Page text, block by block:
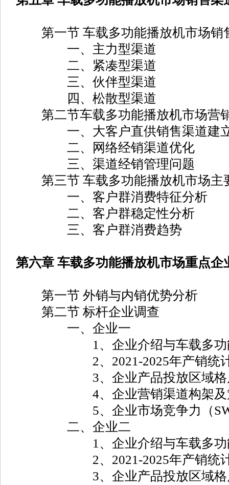
第一节 车载多功能播放机市场销
一、主力型渠道
二、紧凑型渠道
三、伙伴型渠道
四、松散型渠道
第二节车载多功能播放机市场营
一、大客户直供销售渠道建
二、网络经销渠道优化
三、渠道经销管理问题
第三节 车载多功能播放机市场主
一、客户群消费特征分析
二、客户群稳定性分析
三、客户群消费趋势
第六章 车载多功能播放机市场重点企
第一节 外销与内销优势分析
第二节 标杆企业调查
一、企业一
1、企业介绍与车载多功能
2、2021-2025年产销统计
3、企业产品投放区域格
4、企业营销渠道构架及
5、企业市场竞争力（
二、企业二
1、企业介绍与车载多功能
2、2021-2025年产销统计
3、企业产品投放区域格